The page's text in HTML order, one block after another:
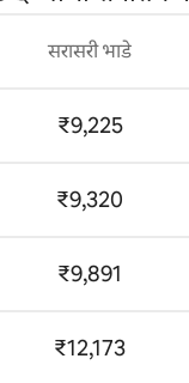
सरासरी भाडे
₹9,225
₹9,320
₹9,891
₹12,173